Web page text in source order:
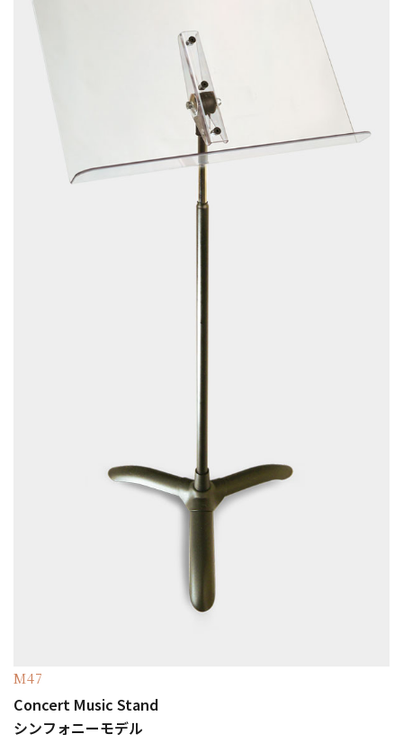
M47
Concert Music Stand
シンフォニーモデル